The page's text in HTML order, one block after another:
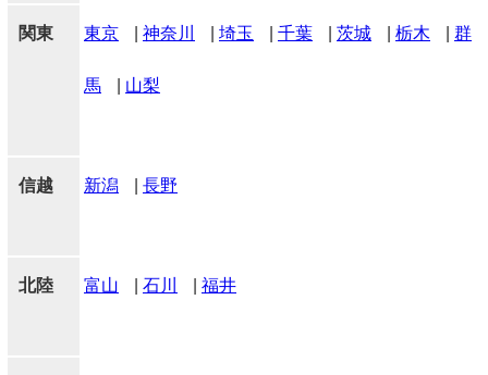
関東 東京 神奈川 埼玉 千葉 茨城 栃木 群
馬 山梨
信越 新潟 長野
北陸 富山 石川 福井